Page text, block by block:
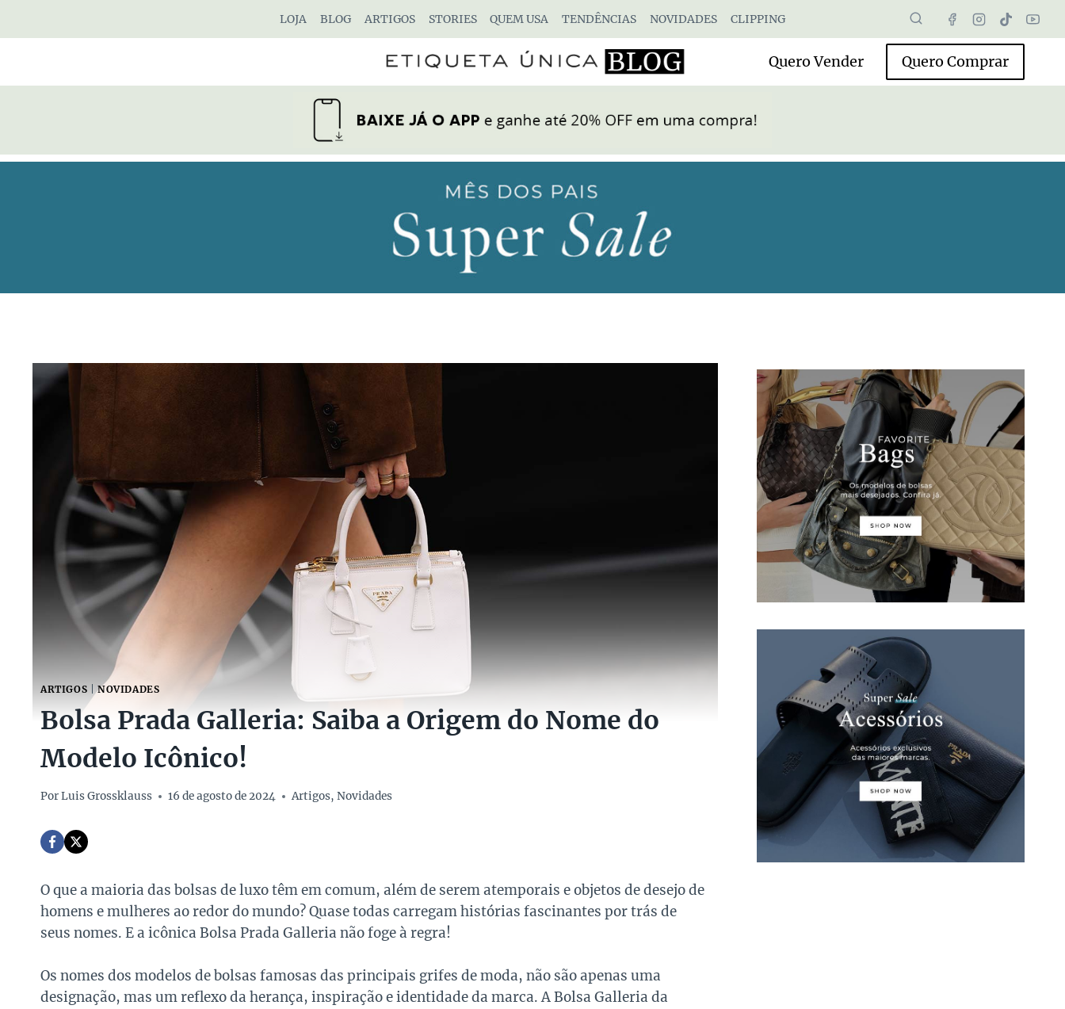
LOJA BLOG ARTIGOS STORIES QUEM USA TENDÊNCIAS NOVIDADES CLIPPING
Quero Vender Quero Comprar
ARTIGOS |NOVIDADES
Bolsa Prada Galleria: Saiba a Origem do Nome do
Modelo Icônico!
PorLuis Grossklauss 16 de agosto de 2024 Artigos,Novidades
O que a maioria das bolsas de luxo têm em comum, além de serem atemporais e objetos de desejo de
homens e mulheres ao redor do mundo? Quase todas carregam histórias fascinantes por trás de
seus nomes. E a icônica Bolsa Prada Galleria não foge à regra!
Os nomes dos modelos de bolsas famosas das principais grifes de moda, não são apenas uma
designação, mas um reflexo da herança, inspiração e identidade da marca. A Bolsa Galleria da